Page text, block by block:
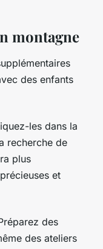
montagne
des enfants
les dans la
recherche de
plus
et
des
des ateliers